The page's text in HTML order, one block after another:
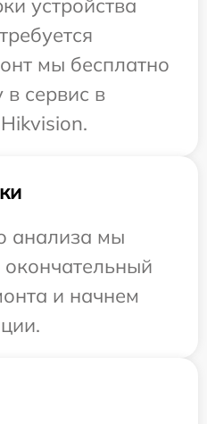
устройства
мы бесплатно
в сервис в
анализа мы
и начнем